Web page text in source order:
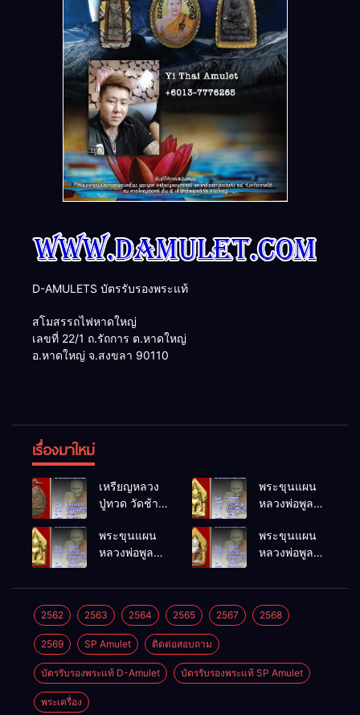
D-AMULETS บัตรรับรองพระแท้
สโมสรรถไฟหาดใหญ่
เลขที่ 22/1 ถ.รัถการ ต.หาดใหญ่
อ.หาดใหญ่ จ.สงขลา 90110
เรื่องมาใหม่
เหรียญหลวง
ปู่ทวด วัดช้าง
พระขุนแผน
หลวงพ่อพูล
พ.ศ.2548
พระขุนแผน
หลวงพ่อพูล
พ.ศ.2548
พระขุนแผน
หลวงพ่อพูล
พ.ศ.2548
2562 2563 2564 2565 2567 2568
2569 SP Amulet ติดต่อสอบถาม
บัตรรับรองพระแท้ D-Amulet บัตรรับรองพระแท้ SP Amulet
พระเครื่อง